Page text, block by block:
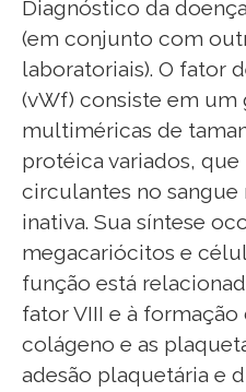
Diagnóstico da
(em conjunto com
laboratoriais). O fator
(vWf) consiste em
multiméricas de
protéica variados,
circulantes no sangue
inativa. Sua síntese
megacariócitos e
função está
fator VIII e à
colágeno e as
adesão plaquetária e